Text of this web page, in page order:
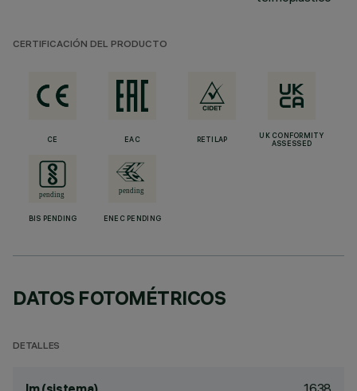
CERTIFICACIÓN DEL PRODUCTO
CE EAC RETILAP
UK CONFORMITY
ASSESSED
BIS PENDING ENEC PENDING
DATOS FOTOMÉTRICOS
DETALLES
1638